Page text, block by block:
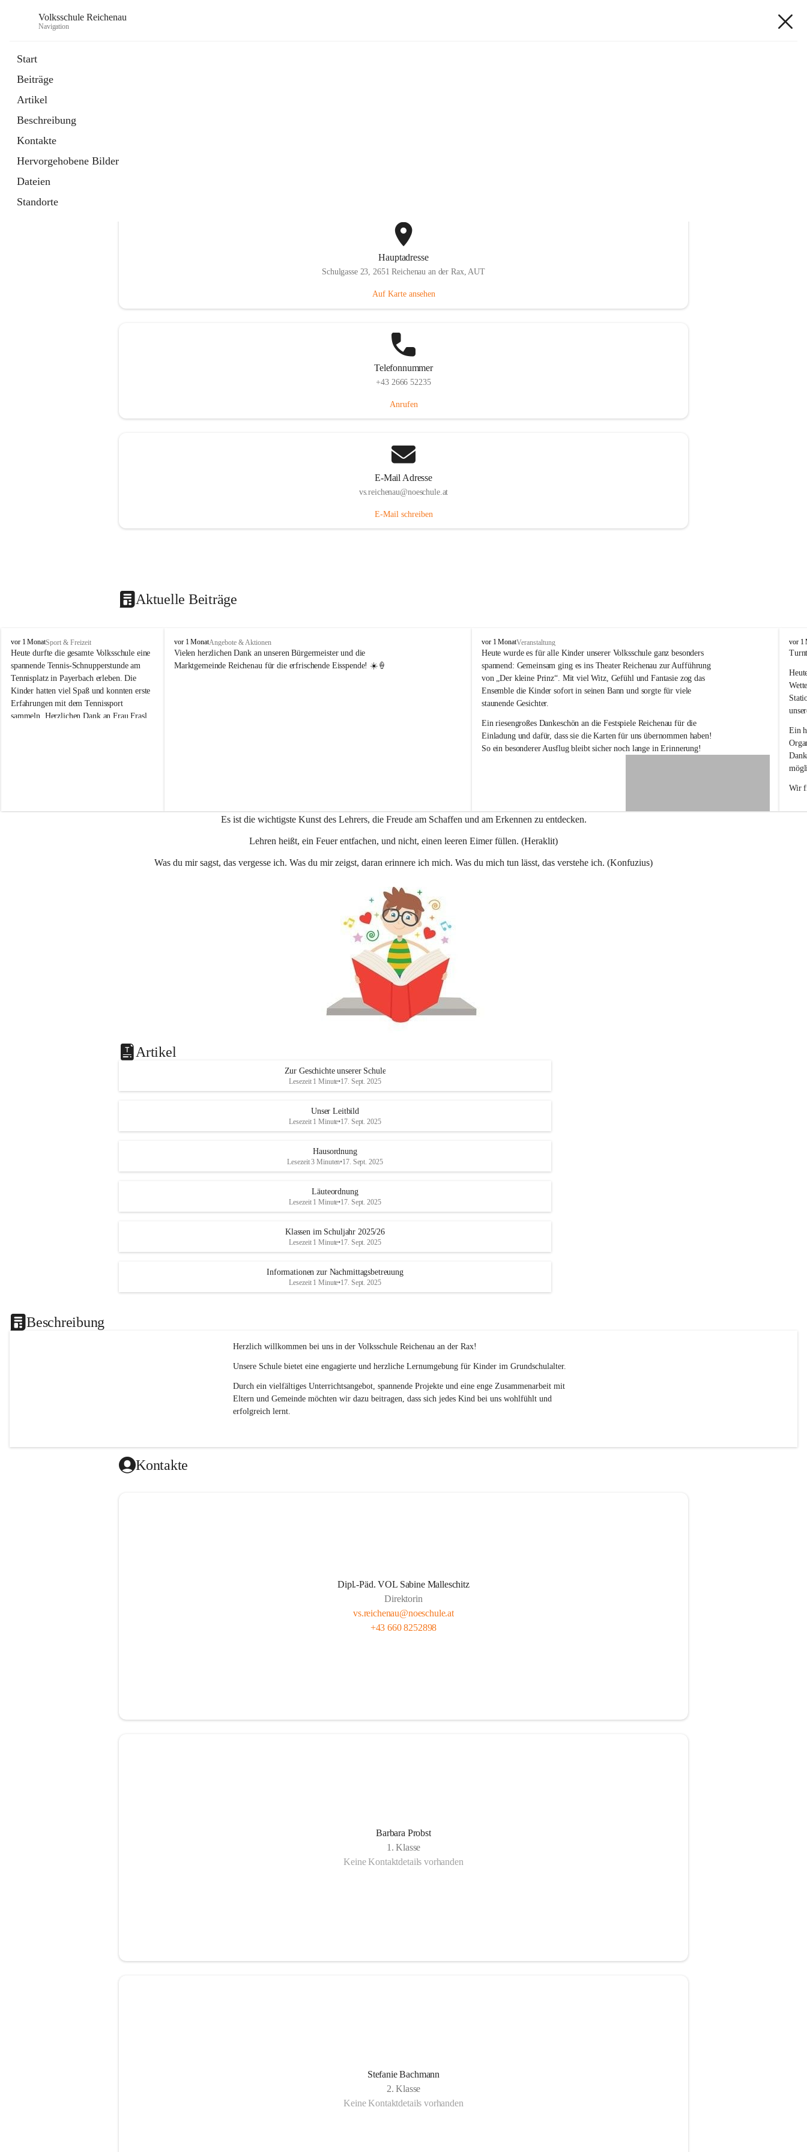
Volksschule Reichenau
Navigation
Start
Beiträge
Artikel
Beschreibung
Kontakte
Hervorgehobene Bilder
Dateien
Standorte
Hauptadresse
Schulgasse 23, 2651 Reichenau an der Rax, AUT
Auf Karte ansehen
Telefonnummer
+43 2666 52235
Anrufen
E-Mail Adresse
vs.reichenau@noeschule.at
E-Mail schreiben
Aktuelle Beiträge
V
o
l
k
s
s
c
h
e
vor 1 MonatSport & Freizeit
Heute durfte die gesamte Volksschule eine
spannende Tennis-Schnupperstunde am
Tennisplatz in Payerbach erleben. Die
Kinder hatten viel Spaß und konnten erste
Erfahrungen mit dem Tennissport
sammeln. Herzlichen Dank an Frau Frasl
V
o
l
e
vor 1 MonatAngebote & Aktionen
Vielen herzlichen Dank an unseren Bürgermeister und die
Marktgemeinde Reichenau für die erfrischende Eisspende! ☀️🍦
V
o
l
k
s
s
c
h
u
l
e
e
n
a
u
vor 1 MonatVeranstaltung
Heute wurde es für alle Kinder unserer Volksschule ganz besonders
spannend: Gemeinsam ging es ins Theater Reichenau zur Aufführung
von „Der kleine Prinz“. Mit viel Witz, Gefühl und Fantasie zog das
Ensemble die Kinder sofort in seinen Bann und sorgte für viele
staunende Gesichter.
Ein riesengroßes Dankeschön an die Festspiele Reichenau für die
Einladung und dafür, dass sie die Karten für uns übernommen haben!
So ein besonderer Ausflug bleibt sicher noch lange in Erinnerung!
V
o
k
s
s
c
u
l
e
R
e
i
c
e
vor 1
Ein
Wir
Es ist die wichtigste Kunst des Lehrers, die Freude am Schaffen und am Erkennen zu entdecken.
Lehren heißt, ein Feuer entfachen, und nicht, einen leeren Eimer füllen. (Heraklit)
Was du mir sagst, das vergesse ich. Was du mir zeigst, daran erinnere ich mich. Was du mich tun lässt, das verstehe ich. (Konfuzius)
Artikel
Zur Geschichte unserer Schule
Lesezeit 1 Minute•17. Sept. 2025
Unser Leitbild
Lesezeit 1 Minute•17. Sept. 2025
Hausordnung
Lesezeit 3 Minuten•17. Sept. 2025
Läuteordnung
Lesezeit 1 Minute•17. Sept. 2025
Klassen im Schuljahr 2025/26
Lesezeit 1 Minute•17. Sept. 2025
Informationen zur Nachmittagsbetreuung
Lesezeit 1 Minute•17. Sept. 2025
Beschreibung
Herzlich willkommen bei uns in der Volksschule Reichenau an der Rax!
Unsere Schule bietet eine engagierte und herzliche Lernumgebung für Kinder im Grundschulalter.
Durch ein vielfältiges Unterrichtsangebot, spannende Projekte und eine enge Zusammenarbeit mit
Eltern und Gemeinde möchten wir dazu beitragen, dass sich jedes Kind bei uns wohlfühlt und
erfolgreich lernt.
Kontakte
Dipl.-Päd. VOL Sabine Malleschitz
Direktorin
vs.reichenau@noeschule.at
+43 660 8252898
Barbara Probst
1. Klasse
Keine Kontaktdetails vorhanden
Stefanie Bachmann
2. Klasse
Keine Kontaktdetails vorhanden